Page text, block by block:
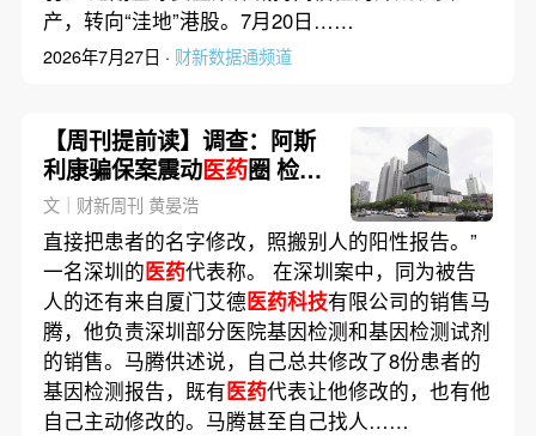
产，转向“洼地”港股。7月20日……
2026年7月27日 · 财新数据通频道
【周刊提前读】调查：阿斯
利康骗保案震动医药圈 检测
报告缘何造假？
文｜财新周刊 黄晏浩
直接把患者的名字修改，照搬别人的阳性报告。”
一名深圳的医药代表称。 在深圳案中，同为被告
人的还有来自厦门艾德医药科技有限公司的销售马
腾，他负责深圳部分医院基因检测和基因检测试剂
的销售。马腾供述说，自己总共修改了8份患者的
基因检测报告，既有医药代表让他修改的，也有他
自己主动修改的。马腾甚至自己找人……